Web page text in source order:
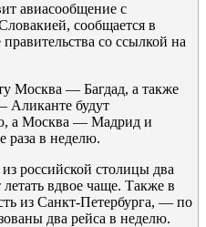
авиасообщение с
сообщается в
со ссылкой на
Москва — Багдад, а также
будут
а Москва — Мадрид и
раза в неделю.
российской столицы два
вдвое чаще. Также в
из Санкт-Петербурга, — по
два рейса в неделю.